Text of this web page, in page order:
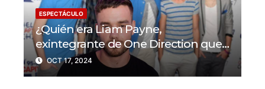
ESPECTÁCULO
¿Quién era Liam Payne,
exintegrante de One Direction que
murió tras caer desde un balcón?
OCT 17, 2024